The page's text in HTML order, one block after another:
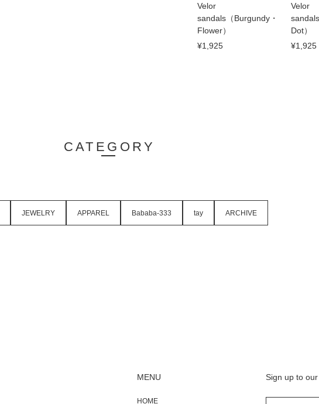
Velor
sandals（Burgundy・
Flower）
¥1,925
Velor
Dot）
¥1,925
CATEGORY
JEWELRY APPAREL Bababa-333 tay ARCHIVE
MENU
HOME
Sign up to